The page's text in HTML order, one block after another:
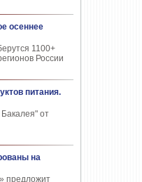
осеннее
1100+
России
питания.
от
на
предложит